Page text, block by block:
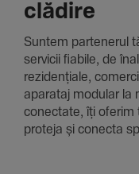
clădire
Suntem parte­nerul
servicii fiabile, de
rezi­den­țiale,
aparataj modular la
conec­tate, îți oferim
proteja și conecta